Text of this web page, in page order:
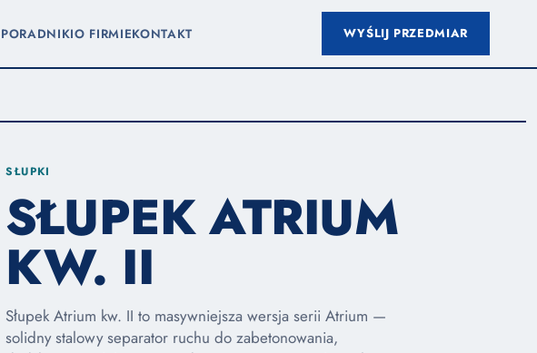
PORADNIKIO FIRMIEKONTAKT WYŚLIJ PRZEDMIAR
SŁUPKI
SŁUPEK ATRIUM
KW. II
Słupek Atrium kw. II to masywniejsza wersja serii Atrium —
solidny stalowy separator ruchu do zabetonowania,